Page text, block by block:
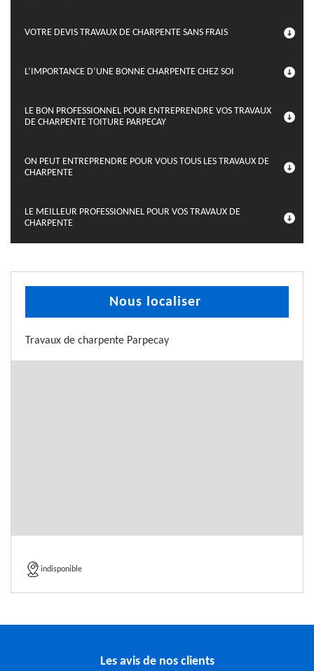
VOTRE DEVIS TRAVAUX DE CHARPENTE SANS FRAIS
L’IMPORTANCE D’UNE BONNE CHARPENTE CHEZ SOI
LE BON PROFESSIONNEL POUR ENTREPRENDRE VOS TRAVAUX
DE CHARPENTE TOITURE PARPECAY
ON PEUT ENTREPRENDRE POUR VOUS TOUS LES TRAVAUX DE
CHARPENTE
LE MEILLEUR PROFESSIONNEL POUR VOS TRAVAUX DE
CHARPENTE
Nous localiser
Travaux de charpente Parpecay
indisponible
Les avis de nos clients